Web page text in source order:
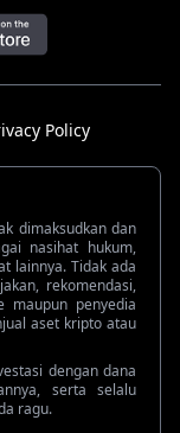
Policy
dimaksudkan dan
nasihat hukum,
lainnya. Tidak ada
rekomendasi,
maupun penyedia
aset kripto atau
dengan dana
serta selalu
ragu.